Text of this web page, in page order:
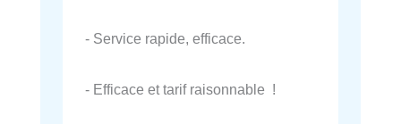
- Service rapide, efficace.
- Efficace et tarif raisonnable !